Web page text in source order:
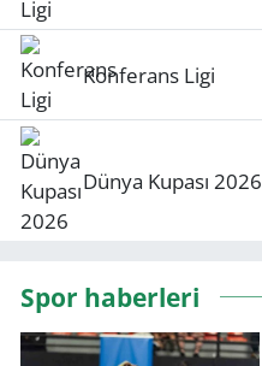
Konferans Ligi
Dünya Kupası 2026
Spor haberleri